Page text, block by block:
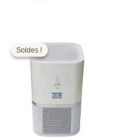
Soldes !
Soldes !
prix
initial
était :
14.999,00€.
prix
actuel
9.999,99€.